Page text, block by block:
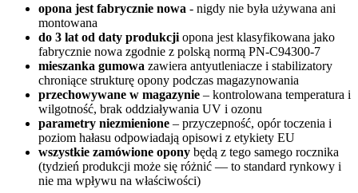
opona jest fabrycznie nowa - nigdy nie była używana ani
montowana
do 3 lat od daty produkcji opona jest klasyfikowana jako
fabrycznie nowa zgodnie z polską normą PN-C94300-7
mieszanka gumowa zawiera antyutleniacze i stabilizatory
chroniące strukturę opony podczas magazynowania
przechowywane w magazynie – kontrolowana temperatura i
wilgotność, brak oddziaływania UV i ozonu
parametry niezmienione – przyczepność, opór toczenia i
poziom hałasu odpowiadają opisowi z etykiety EU
wszystkie zamówione opony będą z tego samego rocznika
(tydzień produkcji może się różnić — to standard rynkowy i
nie ma wpływu na właściwości)